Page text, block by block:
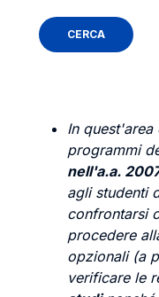
In
programmi
nell'a.a.
agli studenti
confrontarsi
procedere
opzionali (a
verificare le